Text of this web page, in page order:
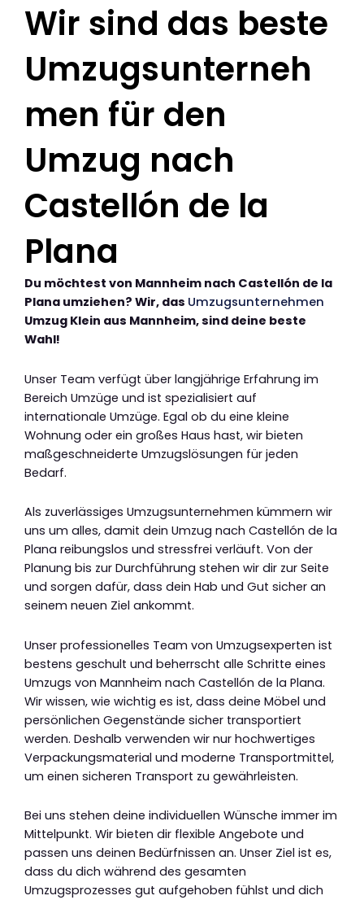
Wir sind das beste
Umzugsunterneh
men für den
Umzug nach
Castellón de la
Plana
Du möchtest von Mannheim nach Castellón de la
Plana umziehen? Wir, das Umzugsunternehmen
Umzug Klein aus Mannheim, sind deine beste
Wahl!
Unser Team verfügt über langjährige Erfahrung im
Bereich Umzüge und ist spezialisiert auf
internationale Umzüge. Egal ob du eine kleine
Wohnung oder ein großes Haus hast, wir bieten
maßgeschneiderte Umzugslösungen für jeden
Bedarf.
Als zuverlässiges Umzugsunternehmen kümmern wir
uns um alles, damit dein Umzug nach Castellón de la
Plana reibungslos und stressfrei verläuft. Von der
Planung bis zur Durchführung stehen wir dir zur Seite
und sorgen dafür, dass dein Hab und Gut sicher an
seinem neuen Ziel ankommt.
Unser professionelles Team von Umzugsexperten ist
bestens geschult und beherrscht alle Schritte eines
Umzugs von Mannheim nach Castellón de la Plana.
Wir wissen, wie wichtig es ist, dass deine Möbel und
persönlichen Gegenstände sicher transportiert
werden. Deshalb verwenden wir nur hochwertiges
Verpackungsmaterial und moderne Transportmittel,
um einen sicheren Transport zu gewährleisten.
Bei uns stehen deine individuellen Wünsche immer im
Mittelpunkt. Wir bieten dir flexible Angebote und
passen uns deinen Bedürfnissen an. Unser Ziel ist es,
dass du dich während des gesamten
Umzugsprozesses gut aufgehoben fühlst und dich